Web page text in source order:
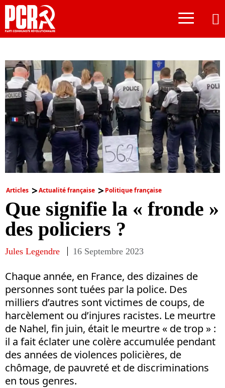
≡
Articles Actualité française Politique française
Que signifie la « fronde »
des policiers ?
Jules Legendre 16 Septembre 2023
Chaque année, en France, des dizaines de
personnes sont tuées par la police. Des
milliers d’autres sont victimes de coups, de
harcèlement ou d’injures racistes. Le meurtre
de Nahel, fin juin, était le meurtre « de trop » :
il a fait éclater une colère accumulée pendant
des années de violences policières, de
chômage, de pauvreté et de discriminations
en tous genres.